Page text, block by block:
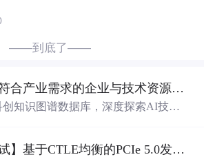
——到底了——
怎样快速锁定符合产业需求的企业与技术资源？.docx
知识图谱数据库，深度探索AI技术
决方案，推动科技创新与产业创新【高速接口测试】基于CTLE均衡的PCIe 5.0发射机抖动测量方法：32 GT/s速率下精确评估硅基抖动分量的技术方案